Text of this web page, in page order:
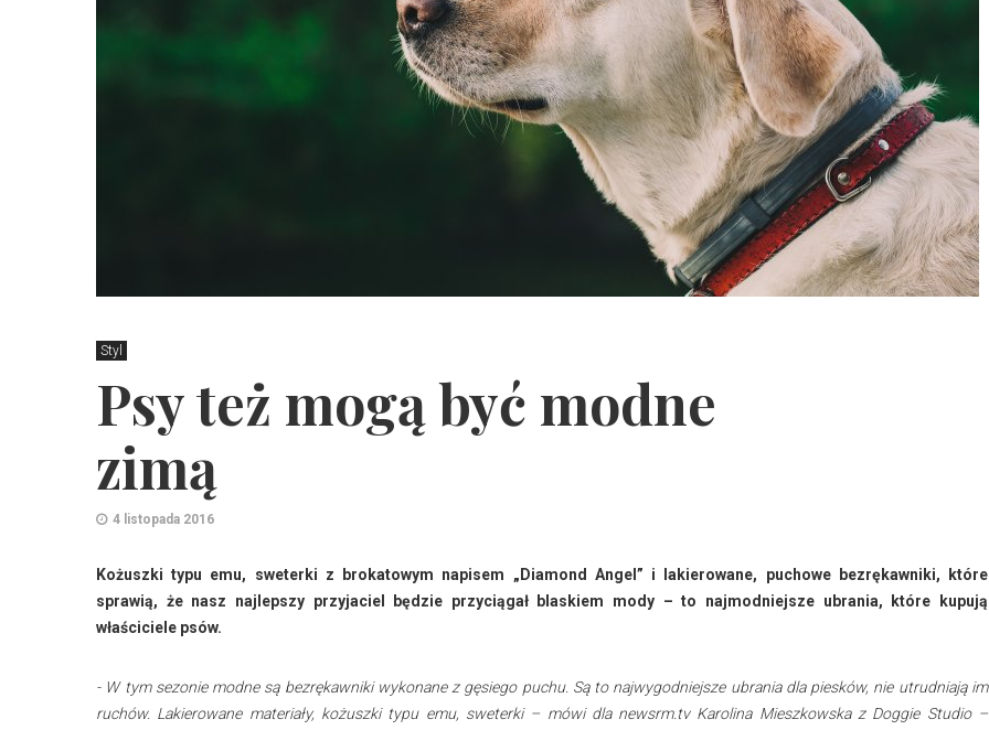
Styl
Psy też mogą być modne
zimą
4 listopada 2016
Kożuszki typu emu, sweterki z brokatowym napisem „Diamond Angel” i lakierowane, puchowe bezrękawniki, które
sprawią, że nasz najlepszy przyjaciel będzie przyciągał blaskiem mody – to najmodniejsze ubrania, które kupują
właściciele psów.
- W tym sezonie modne są bezrękawniki wykonane z gęsiego puchu. Są to najwygodniejsze ubrania dla piesków, nie utrudniają im
ruchów. Lakierowane materiały, kożuszki typu emu, sweterki – mówi dla newsrm.tv Karolina Mieszkowska z Doggie Studio –